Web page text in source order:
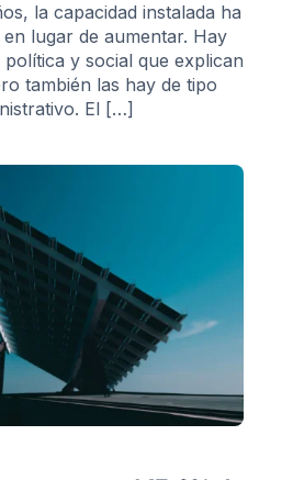
la capacidad instalada ha
lugar de aumentar. Hay
y social que explican
también las hay de tipo
El […]